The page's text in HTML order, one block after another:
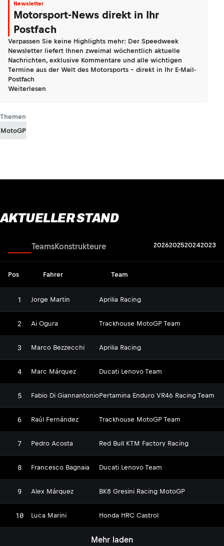
Newsletter
Motorsport-News direkt in Ihr
Postfach
Verpassen Sie keine Highlights mehr: Der Speedweek
Newsletter liefert Ihnen zweimal wöchentlich aktuelle
Nachrichten, exklusive Kommentare und alle wichtigen
Termine aus der Welt des Motorsports - direkt in Ihr E-Mail-
Postfach
Weiterlesen
Themen
MotoGP
AKTUELLER STAND
TeamsKonstrukteure 2026202520242023
Pos Fahrer Team
1 Jorge Martin Aprilia Racing
2 Ai Ogura Trackhouse MotoGP Team
3 Marco Bezzecchi Aprilia Racing
4 Marc Márquez Ducati Lenovo Team
5 Fabio Di GiannantonioPertamina Enduro VR46 Racing Team
6 Raúl Fernández Trackhouse MotoGP Team
7 Pedro Acosta Red Bull KTM Factory Racing
8 Francesco Bagnaia Ducati Lenovo Team
9 Alex Márquez BK8 Gresini Racing MotoGP
10 Luca Marini Honda HRC Castrol
Mehr laden